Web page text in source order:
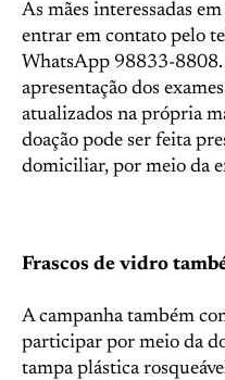
As mães interessadas
entrar em contato pelo
WhatsApp 98833-8808.
apresentação dos
atualizados na própria
doação pode ser feita
domiciliar, por meio da
Frascos de vidro
A campanha também
participar por meio da
tampa plástica